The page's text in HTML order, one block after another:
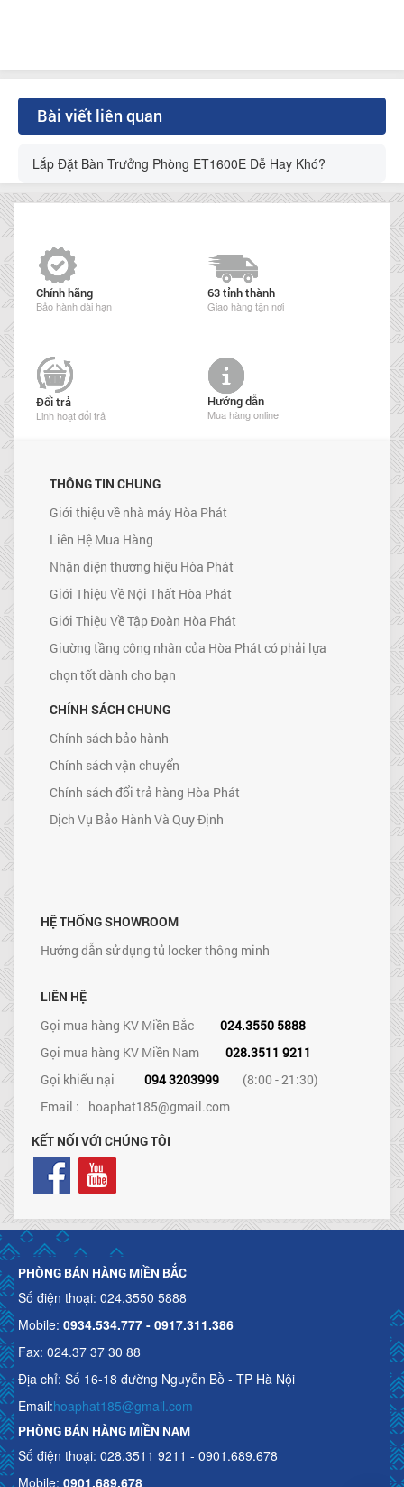
Bài viết liên quan
Lắp Đặt Bàn Trưởng Phòng ET1600E Dễ Hay Khó?
Chính hãng
Bảo hành dài hạn
63 tỉnh thành
Giao hàng tận nơi
Đổi trả
Linh hoạt đổi trả
Hướng dẫn
Mua hàng online
THÔNG TIN CHUNG
Giới thiệu về nhà máy Hòa Phát
Liên Hệ Mua Hàng
Nhận diện thương hiệu Hòa Phát
Giới Thiệu Về Nội Thất Hòa Phát
Giới Thiệu Về Tập Đoàn Hòa Phát
Giường tầng công nhân của Hòa Phát có phải lựa
chọn tốt dành cho bạn
CHÍNH SÁCH CHUNG
Chính sách bảo hành
Chính sách vận chuyển
Chính sách đổi trả hàng Hòa Phát
Dịch Vụ Bảo Hành Và Quy Định
HỆ THỐNG SHOWROOM
Hướng dẫn sử dụng tủ locker thông minh
LIÊN HỆ
Gọi mua hàng KV Miền Bắc
024.3550 5888
Gọi mua hàng KV Miền Nam
028.3511 9211
Gọi khiếu nại
094 3203999
(8:00 - 21:30)
Email : hoaphat185@gmail.com
KẾT NỐI VỚI CHÚNG TÔI
PHÒNG BÁN HÀNG MIỀN BẮC
Số điện thoại: 024.3550 5888
Mobile: 0934.534.777 - 0917.311.386
Fax: 024.37 37 30 88
Địa chỉ: Số 16-18 đường Nguyễn Bồ - TP Hà Nội
Email:hoaphat185@gmail.com
PHÒNG BÁN HÀNG MIỀN NAM
Số điện thoại: 028.3511 9211 - 0901.689.678
Mobile: 0901.689.678